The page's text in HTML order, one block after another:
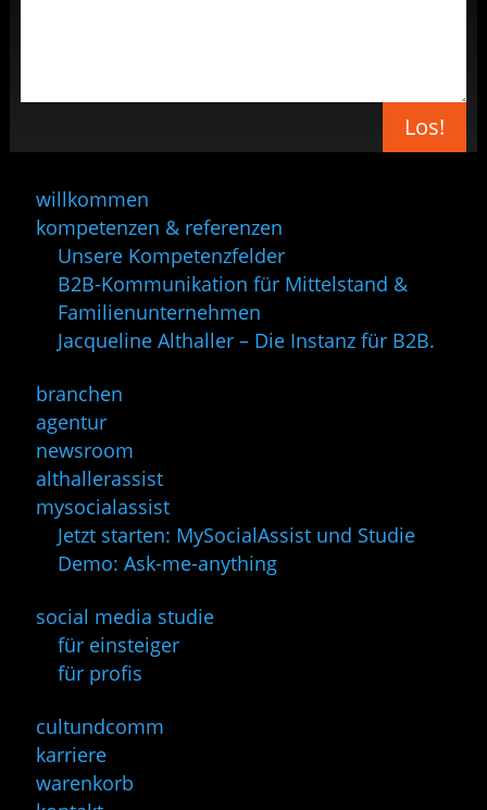
Los!
willkommen
kompetenzen & referenzen
Unsere Kompetenzfelder
B2B-Kommunikation für Mittelstand &
Familienunternehmen
Jacqueline Althaller – Die Instanz für B2B.
branchen
agentur
newsroom
althallerassist
mysocialassist
Jetzt starten: MySocialAssist und Studie
Demo: Ask-me-anything
social media studie
für einsteiger
für profis
cultundcomm
karriere
warenkorb